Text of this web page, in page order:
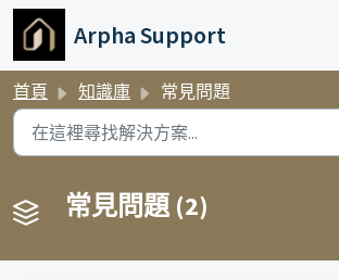
略過至主要內容
Arpha Support
首頁 知識庫 常見問題
常見問題 (2)